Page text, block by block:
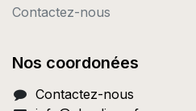
Contactez-nous
Nos coordonées
Contactez-nous